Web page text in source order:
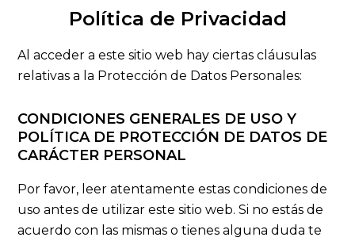
Política de Privacidad
Al acceder a este sitio web hay ciertas cláusulas
relativas a la Protección de Datos Personales:
CONDICIONES GENERALES DE USO Y
POLÍTICA DE PROTECCIÓN DE DATOS DE
CARÁCTER PERSONAL
Por favor, leer atentamente estas condiciones de
uso antes de utilizar este sitio web. Si no estás de
acuerdo con las mismas o tienes alguna duda te